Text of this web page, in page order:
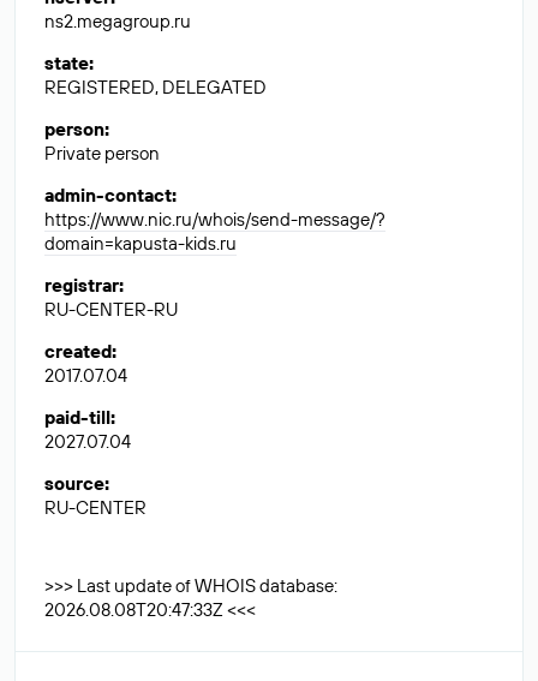
ns2.megagroup.ru
state:
REGISTERED, DELEGATED
person:
Private person
admin-contact:
https://www.nic.ru/whois/send-message/?
domain=kapusta-kids.ru
registrar:
RU-CENTER-RU
created:
2017.07.04
paid-till:
2027.07.04
source:
RU-CENTER
>>> Last update of WHOIS database:
2026.08.08T20:47:33Z <<<